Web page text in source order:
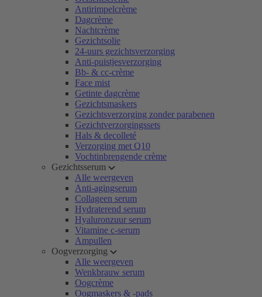
Antirimpelcrème
Dagcrème
Nachtcrème
Gezichtsolie
24-uurs gezichtsverzorging
Anti-puistjesverzorging
Bb- & cc-crème
Face mist
Getinte dagcrème
Gezichtsmaskers
Gezichtsverzorging zonder parabenen
Gezichtverzorgingssets
Hals & decolleté
Verzorging met Q10
Vochtinbrengende crème
Gezichtsserum
Alle weergeven
Anti-agingserum
Collageen serum
Hydraterend serum
Hyaluronzuur serum
Vitamine c-serum
Ampullen
Oogverzorging
Alle weergeven
Wenkbrauw serum
Oogcrème
Oogmaskers & -pads